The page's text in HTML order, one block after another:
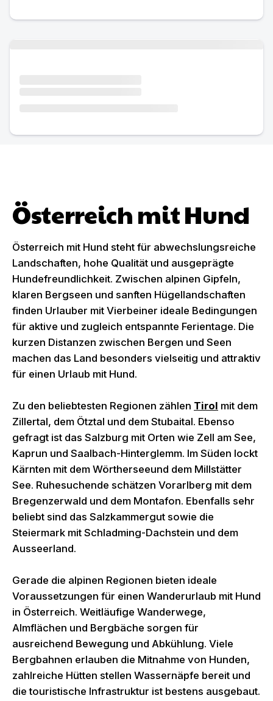
Österreich mit Hund
Österreich mit Hund steht für abwechslungsreiche
Landschaften, hohe Qualität und ausgeprägte
Hundefreundlichkeit. Zwischen alpinen Gipfeln,
klaren Bergseen und sanften Hügellandschaften
finden Urlauber mit Vierbeiner ideale Bedingungen
für aktive und zugleich entspannte Ferientage. Die
kurzen Distanzen zwischen Bergen und Seen
machen das Land besonders vielseitig und attraktiv
für einen Urlaub mit Hund.
Zu den beliebtesten Regionen zählen Tirol mit dem
Zillertal, dem Ötztal und dem Stubaital. Ebenso
gefragt ist das Salzburg mit Orten wie Zell am See,
Kaprun und Saalbach-Hinterglemm. Im Süden lockt
Kärnten mit dem Wörtherseeund dem Millstätter
See. Ruhesuchende schätzen Vorarlberg mit dem
Bregenzerwald und dem Montafon. Ebenfalls sehr
beliebt sind das Salzkammergut sowie die
Steiermark mit Schladming-Dachstein und dem
Ausseerland.
Gerade die alpinen Regionen bieten ideale
Voraussetzungen für einen Wanderurlaub mit Hund
in Österreich. Weitläufige Wanderwege,
Almflächen und Bergbäche sorgen für
ausreichend Bewegung und Abkühlung. Viele
Bergbahnen erlauben die Mitnahme von Hunden,
zahlreiche Hütten stellen Wassernäpfe bereit und
die touristische Infrastruktur ist bestens ausgebaut.